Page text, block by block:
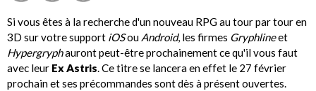
Si vous êtes à la recherche d'un nouveau RPG au tour par tour en
3D sur votre support iOSou Android, les firmes Gryphlineet
Hypergryphauront peut-être prochainement ce qu'il vous faut
avec leur Ex Astris. Ce titre se lancera en effet le 27 février
prochain et ses précommandes sont dès à présent ouvertes.